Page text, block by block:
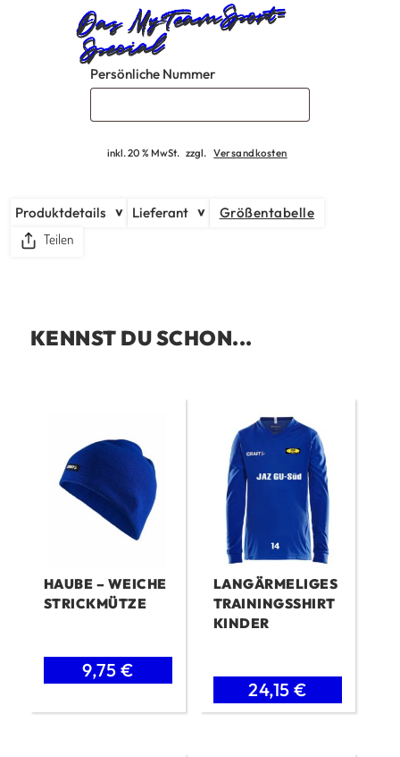
inkl. 20 % MwSt. zzgl. Versandkosten
Persönliche Nummer
Produktdetails Lieferant Größentabelle
Teilen
KENNST DU SCHON...
HAUBE – WEICHE
STRICKMÜTZE
Ursprünglicher
9,75 €Aktueller
9,75 €.
LANGÄRMELIGES
TRAININGSSHIRT
KINDER
Ursprünglicher
Preis
24,15€Aktueller
Preis